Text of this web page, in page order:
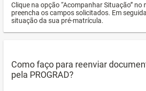
Clique na opção “Acompanhar Situação” no
preencha os campos solicitados. Em
situação da sua pré-matrícula.
Como faço para reenviar
pela PROGRAD?